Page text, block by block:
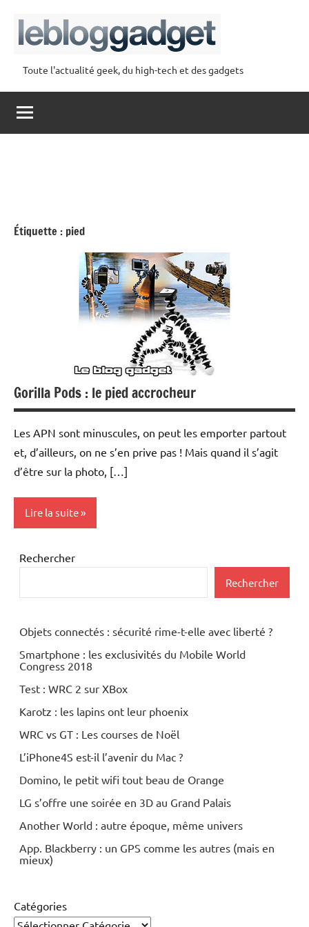
contenu
lebloggadget
Toute l'actualité geek, du high-tech et des gadgets
Étiquette : pied
Gorilla Pods : le pied accrocheur
Les APN sont minuscules, on peut les emporter partout
et, d’ailleurs, on ne s’en prive pas ! Mais quand il s’agit
d’être sur la photo, […]
Lire la suite
Camescopes
Numérique
Rechercher
Rechercher
Objets connectés : sécurité rime-t-elle avec liberté ?
Smartphone : les exclusivités du Mobile World
Congress 2018
Test : WRC 2 sur XBox
Karotz : les lapins ont leur phoenix
WRC vs GT : Les courses de Noël
L’iPhone4S est-il l’avenir du Mac ?
Domino, le petit wifi tout beau de Orange
LG s’offre une soirée en 3D au Grand Palais
Another World : autre époque, même univers
App. Blackberry : un GPS comme les autres (mais en
mieux)
Catégories